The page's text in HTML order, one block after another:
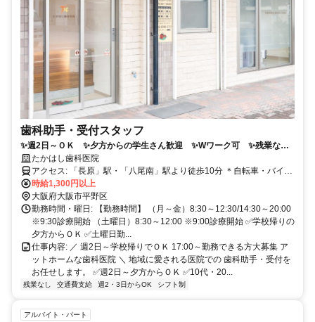
歯科助手・受付スタッフ
✨週2日～ＯＫ ✨夕方からの学生さん歓迎 ✨Wワーク可 ✨残業な
し ✨シフト融通◎
たかはし歯科医院
アクセス: 「長原」駅・「八尾南」駅より徒歩10分 ＊自転車・バイク
通勤OK
時給1,300円以上
大阪府大阪市平野区
勤務時間・曜日: 【勤務時間】 （月～金）8:30～12:30/14:30～20:00
※9:30診療開始 （土曜日）8:30～12:00 ※9:00診療開始 ✅学校帰りの
夕方からＯＫ ✅土曜日勤...
仕事内容: ／ 週2日～学校帰りでＯＫ 17:00～勤務できる方大募集 ア
ットホームな歯科医院 ＼ 地域に愛される医院での 歯科助手・受付を
お任せします。 ✅週2日～夕方からＯＫ ✅10代・20...
残業なし 交通費支給 週2・3日からOK シフト制
アルバイト・パート